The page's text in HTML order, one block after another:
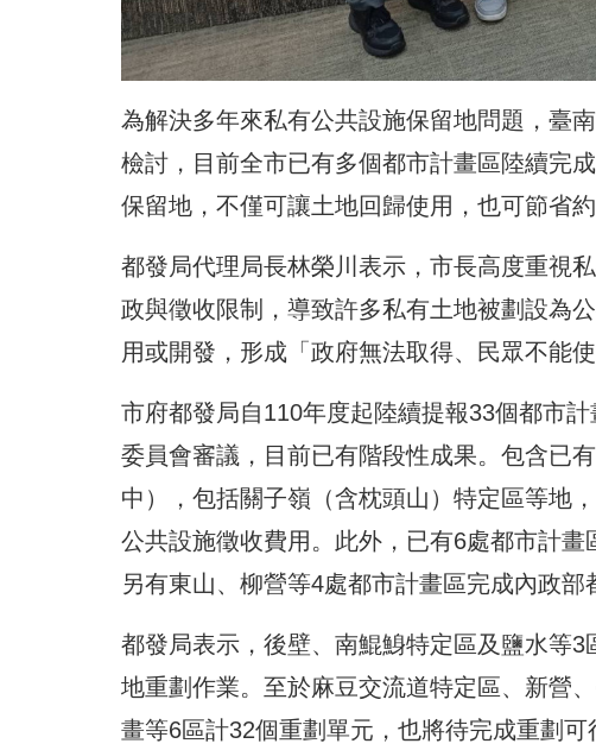
為解決多年來私有公共設施保留地問題，臺
檢討，目前全市已有多個都市計畫區陸續完
保留地，不僅可讓土地回歸使用，也可節省
都發局代理局長林榮川表示，市長高度重視
政與徵收限制，導致許多私有土地被劃設為
用或開發，形成「政府無法取得、民眾不能使
市府都發局自110年度起陸續提報33個都市
委員會審議，目前已有階段性成果。包含已
中），包括關子嶺（含枕頭山）特定區等地
公共設施徵收費用。此外，已有6處都市計
另有東山、柳營等4處都市計畫區完成內政
都發局表示，後壁、南鯤鯓特定區及鹽水等
地重劃作業。至於麻豆交流道特定區、新營
畫等6區計32個重劃單元，也將待完成重劃